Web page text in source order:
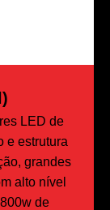
LED de
e estrutura
grandes
alto nível
de